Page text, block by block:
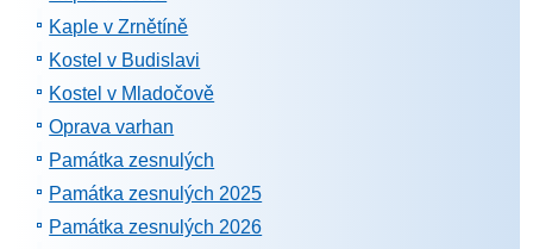
Kaple v Zrnětíně
Kostel v Budislavi
Kostel v Mladočově
Oprava varhan
Památka zesnulých
Památka zesnulých 2025
Památka zesnulých 2026